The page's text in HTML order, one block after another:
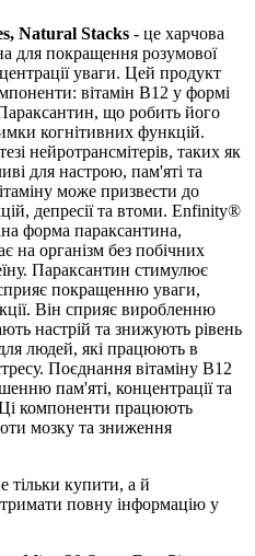
Natural Stacks - це харчова
для покращення розумової
уваги. Цей продукт
вітамін B12 у формі
що робить його
когнітивних функцій.
нейротрансмітерів, таких як
для настрою, пам'яті та
може призвести до
депресіїта втоми. Enfinity®
форма параксантина,
на організм без побічних
Параксантин стимулює
покращенню уваги,
Він сприяє виробленню
настрій та знижують рівень
людей, які працюють в
Поєднання вітаміну B12
пам'яті, концентраціїта
компоненти працюють
мозку та зниження
тільки купити, а й
повну інформацію у